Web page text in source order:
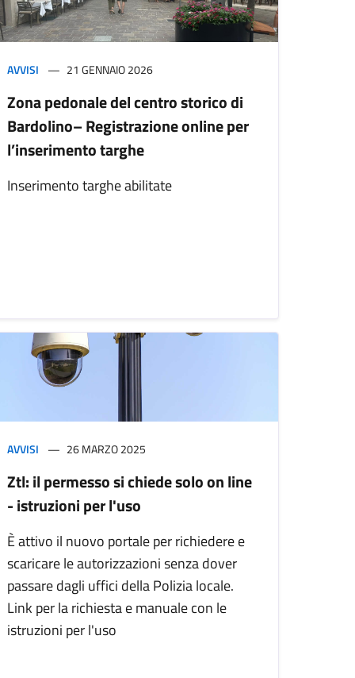
AVVISI 21 GENNAIO 2026
Zona pedonale del centro storico di
Bardolino– Registrazione online per
l’inserimento targhe
Inserimento targhe abilitate
AVVISI 26 MARZO 2025
Ztl: il permesso si chiede solo on line
- istruzioni per l'uso
È attivo il nuovo portale per richiedere e
scaricare le autorizzazioni senza dover
passare dagli uffici della Polizia locale.
Link per la richiesta e manuale con le
istruzioni per l'uso